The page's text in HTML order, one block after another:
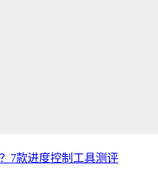
7款进度控制工具测评